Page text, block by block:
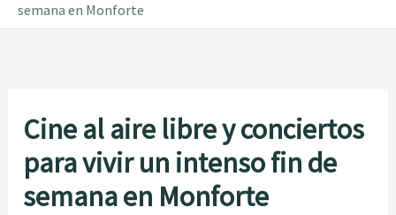
semana en Monforte
Cine al aire libre y conciertos
para vivir un intenso fin de
semana en Monforte